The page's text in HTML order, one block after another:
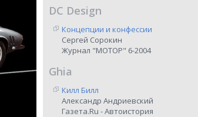
DC Design
Концепции и конфессии
Сергей Сорокин
Журнал "МОТОР" 6-2004
Ghia
Килл Билл
Александр Андриевский
Газета.Ru - Автоистория